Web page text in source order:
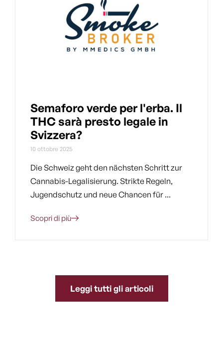
Semaforo verde per l'erba. Il
THC sarà presto legale in
Svizzera?
10 ottobre 2025
Die Schweiz geht den nächsten Schritt zur
Cannabis-Legalisierung. Strikte Regeln,
Jugendschutz und neue Chancen für ...
Scopri di più
Leggi tutti gli articoli